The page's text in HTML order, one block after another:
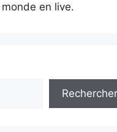
en live.
Rechercher